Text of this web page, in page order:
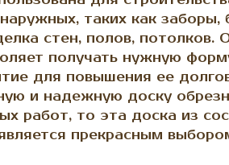
таких как заборы,
стен, полов, потолков.
получать нужную
для повышения ее
и надежную доску
работ, то эта доска из
прекрасным